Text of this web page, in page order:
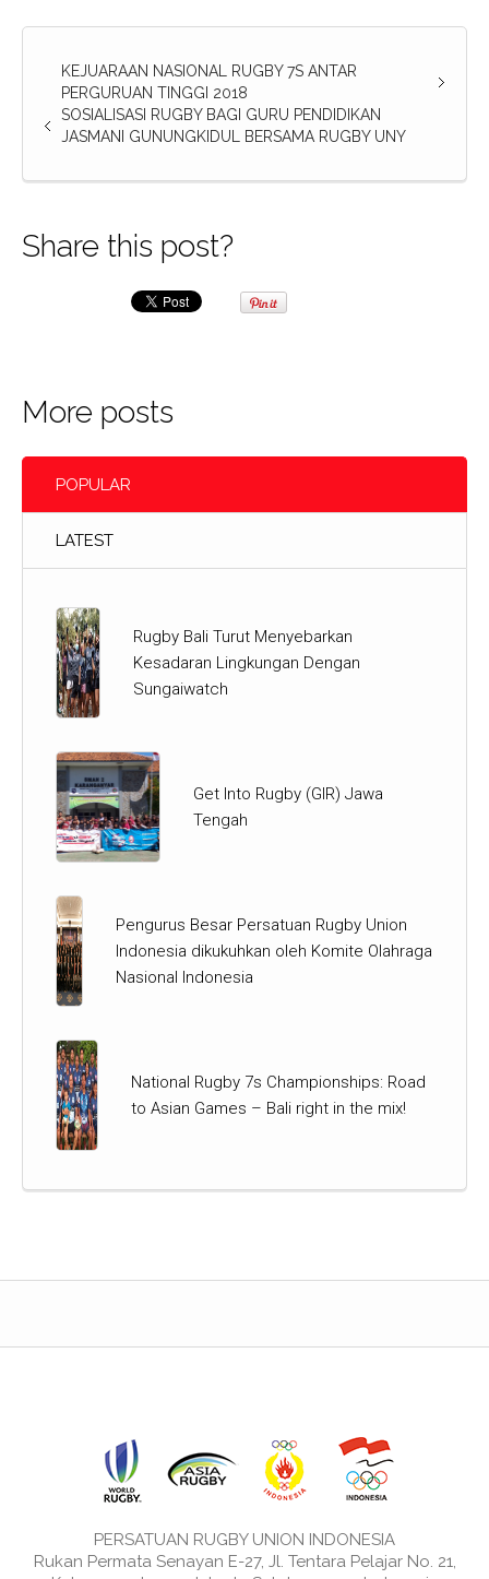
KEJUARAAN NASIONAL RUGBY 7S ANTAR
PERGURUAN TINGGI 2018
SOSIALISASI RUGBY BAGI GURU PENDIDIKAN
JASMANI GUNUNGKIDUL BERSAMA RUGBY UNY
Share this post?
More posts
POPULAR
LATEST
Rugby Bali Turut Menyebarkan
Kesadaran Lingkungan Dengan
Sungaiwatch
Get Into Rugby (GIR) Jawa
Tengah
Pengurus Besar Persatuan Rugby Union
Indonesia dikukuhkan oleh Komite Olahraga
Nasional Indonesia
National Rugby 7s Championships: Road
to Asian Games – Bali right in the mix!
PERSATUAN RUGBY UNION INDONESIA
Rukan Permata Senayan E-27, Jl. Tentara Pelajar No. 21,